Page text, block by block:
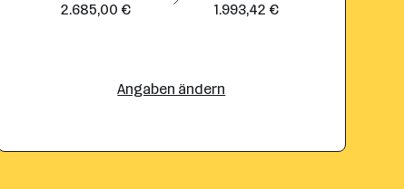
2.685,00 €
1.993,42 €
Angaben ändern